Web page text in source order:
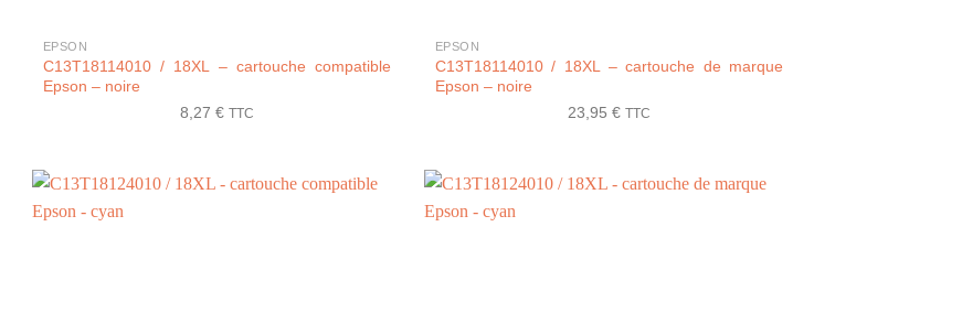
EPSON
C13T18114010 / 18XL – cartouche compatible
Epson – noire
8,27 € TTC
EPSON
C13T18114010 / 18XL – cartouche de marque
Epson – noire
23,95 € TTC